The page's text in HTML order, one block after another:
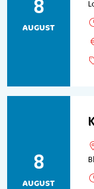
8
AUGUST
8
AUGUST